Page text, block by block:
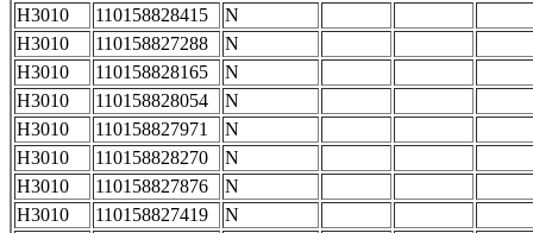
H3010
110158828415
N
H3010
110158827288
N
H3010
110158828165
N
H3010
110158828054
N
H3010
110158827971
N
H3010
110158828270
N
H3010
110158827876
N
H3010
110158827419
N